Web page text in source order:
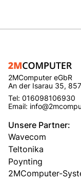
2MComputer eGbR
An der Isarau 35,
Tel: 016098106930
Email:
Unsere Partner:
Wavecom
Teltonika
Poynting
2MComputer-